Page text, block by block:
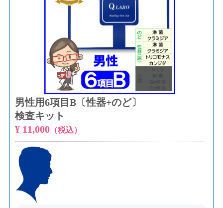
男性用6項目B〔性器+のど〕
検査キット
¥ 11,000（税込）